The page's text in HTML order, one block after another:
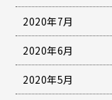
2020年7月
2020年6月
2020年5月